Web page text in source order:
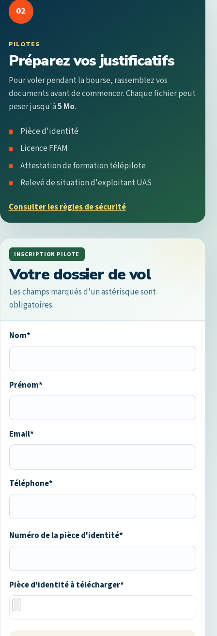
02
PILOTES
Préparez vos justificatifs
Pour voler pendant la bourse, rassemblez vos
documents avant de commencer. Chaque fichier peut
peser jusqu'à5 Mo.
Pièce d'identité
Licence FFAM
Attestation de formation télépilote
Relevé de situation d'exploitant UAS
Consulter les règles de sécurité
INSCRIPTION PILOTE
Votre dossier de vol
Les champs marqués d'un astérisque sont
obligatoires.
Nom*
Prénom*
Email*
Téléphone*
Numéro de la pièce d'identité*
Pièce d'identité à télécharger*